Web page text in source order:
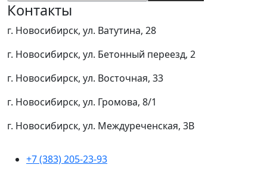
Контакты
г. Новосибирск, ул. Ватутина, 28
г. Новосибирск, ул. Бетонный переезд, 2
г. Новосибирск, ул. Восточная, 33
г. Новосибирск, ул. Громова, 8/1
г. Новосибирск, ул. Междуреченская, 3В
+7 (383) 205-23-93